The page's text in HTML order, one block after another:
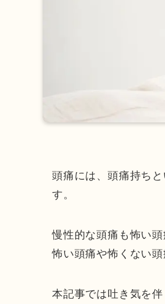
頭痛には、頭痛持ち
す。
慢性的な頭痛も怖い
怖い頭痛や怖くない
本記事では吐き気を